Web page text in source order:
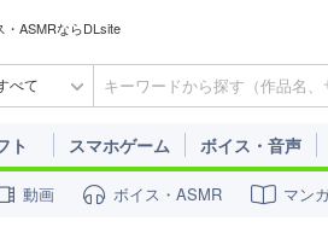
・ASMRならDLsite
べて
ト スマホゲーム ボイス・音声
動画 ボイス・ASMR マン